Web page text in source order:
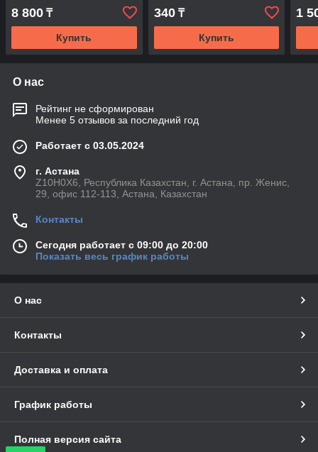
8 800 ₸
Купить
340₸
Купить
1
О нас
Рейтинг не сформирован
Менее 5 отзывов за последний год
Работает с 03.05.2024
г. Астана
Z10H0X6, Республика Казахстан, г. Астана, пр. Женис,
29, офис 112-113, Астана, Казахстан
Контакты
Сегодня работает с 09:00 до 20:00
Показать весь график работы
О нас
Контакты
Доставка и оплата
График работы
Полная версия сайта